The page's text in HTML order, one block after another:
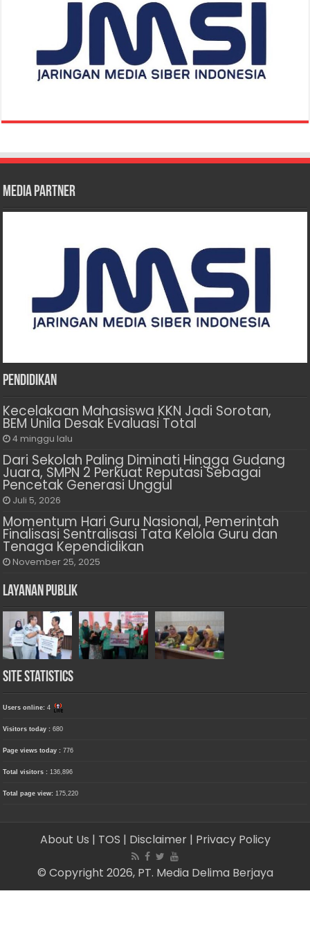
Media Partner
Pendidikan
Kecelakaan Mahasiswa KKN Jadi Sorotan,
BEM Unila Desak Evaluasi Total
4 minggu lalu
Dari Sekolah Paling Diminati Hingga Gudang
Juara, SMPN 2 Perkuat Reputasi Sebagai
Pencetak Generasi Unggul
Juli 5, 2026
Momentum Hari Guru Nasional, Pemerintah
Finalisasi Sentralisasi Tata Kelola Guru dan
Tenaga Kependidikan
November 25, 2025
Layanan Publik
Site Statistics
Users online:4
Visitors today :680
Page views today :776
Total visitors : 136,896
Total page view: 175,220
About Us | TOS | Disclaimer | Privacy Policy
© Copyright 2026, PT. Media Delima Berjaya